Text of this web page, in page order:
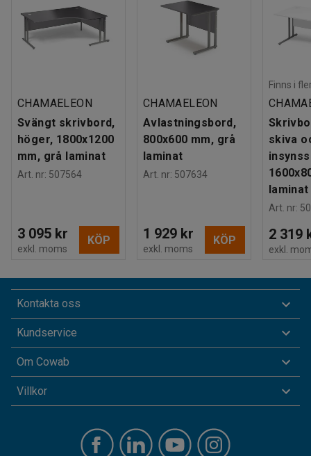
CHAMAELEON
Svängt skrivbord,
höger, 1800x1200
mm, grå laminat
Art. nr: 507564
3 095 kr
exkl. moms
KÖP
CHAMAELEON
Avlastningsbord,
800x600 mm, grå
laminat
Art. nr: 507634
1 929 kr
exkl. moms
KÖP
Finns i
skiva
laminat
Art. nr:
2 319
exkl.
Kontakta oss
Kundservice
Om Cowab
Villkor